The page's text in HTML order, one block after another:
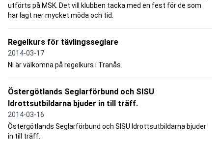
utförts på MSK. Det vill klubben tacka med en fest för de som
har lagt ner mycket möda och tid.
Regelkurs för tävlingsseglare
2014-03-17
Ni är välkomna på regelkurs i Tranås.
Östergötlands Seglarförbund och SISU
Idrottsutbildarna bjuder in till träff.
2014-03-16
Östergötlands Seglarförbund och SISU Idrottsutbildarna bjuder
in till träff.